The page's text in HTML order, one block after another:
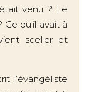
venu ? Le
qu’il avait à
sceller et
l’évangéliste